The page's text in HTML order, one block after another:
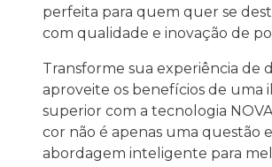
perfeita para quem quer se
com qualidade e inovação de
Transforme sua experiência de
aproveite os benefícios de uma
superior com a tecnologia
cor não é apenas uma questão
abordagem inteligente para